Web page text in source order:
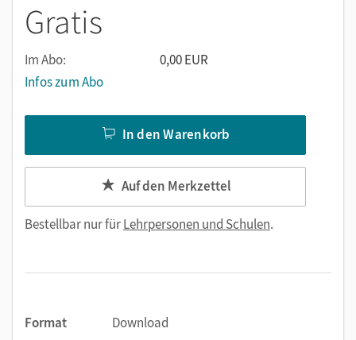
Gratis
Im Abo:
0,00 EUR
Infos zum Abo
In den Warenkorb
Auf den Merkzettel
Bestellbar nur fürLehrpersonen und Schulen.
Format
Download